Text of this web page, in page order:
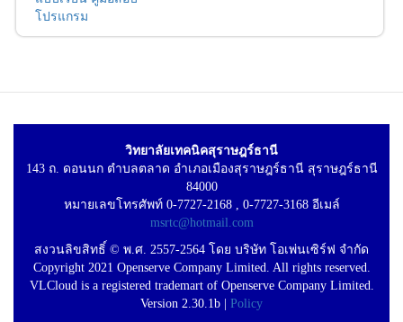
โปรแกรม
วิทยาลัยเทคนิคสุราษฎร์ธานี
143 ถ. ดอนนก ตำบลตลาด อำเภอเมืองสุราษฎร์ธานี สุราษฎร์ธานี
84000
หมายเลขโทรศัพท์ 0-7727-2168 , 0-7727-3168 อีเมล์
msrtc@hotmail.com
สงวนลิขสิทธิ์ © พ.ศ. 2557-2564 โดย บริษัท โอเพ่นเซิร์ฟ จำกัด
Copyright 2021 Openserve Company Limited. All rights reserved.
VLCloud is a registered trademart of Openserve Company Limited.
Version 2.30.1b | Policy